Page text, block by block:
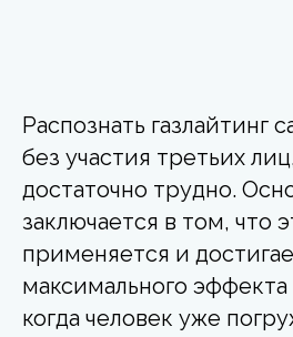
Распознать газлайтинг
без участия третьих
достаточно трудно.
заключается в том, что
применяется и
максимального
когда человек уже